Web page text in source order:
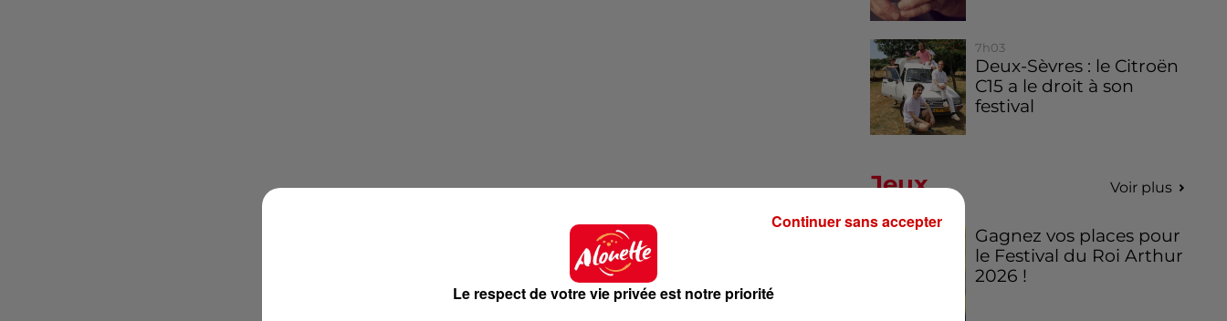
7h03
Deux-Sèvres : le Citroën
C15 a le droit à son
festival
Jeux Voir plus
Gagnez vos places pour
le Festival du Roi Arthur
2026 !
Le respect de votre vie privée est notre priorité
Continuer sans accepter